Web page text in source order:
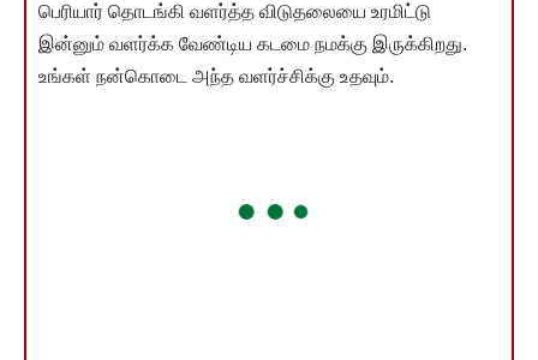
பெரியார் தொடங்கி வளர்த்த விடுதலையை உரமிட்டு
இன்னும் வளர்க்க வேண்டிய கடமை நமக்கு இருக்கிறது.
உங்கள் நன்கொடை அந்த வளர்ச்சிக்கு உதவும்.